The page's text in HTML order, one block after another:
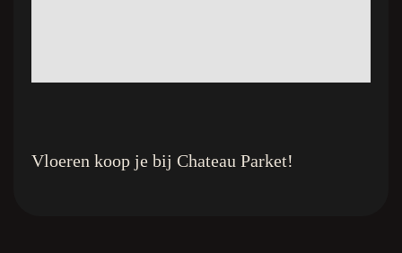
Vloeren koop je bij Chateau Parket!